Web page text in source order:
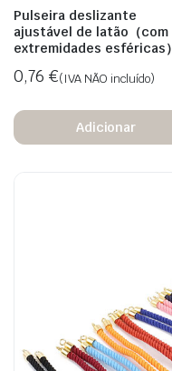
Pulseira deslizante
ajustável de latão（com
extremidades esféricas）
0,76 €(IVA NÃO incluído)
Adicionar